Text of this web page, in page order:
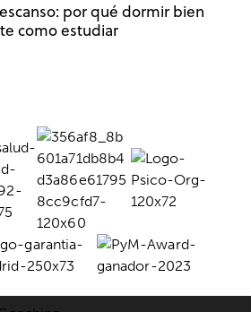
por qué dormir bien
como estudiar